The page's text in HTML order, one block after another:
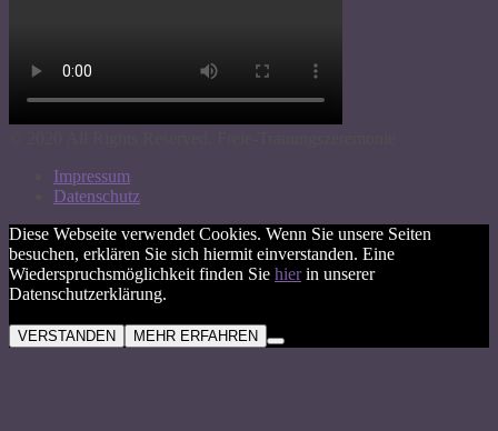
Impressum
Datenschutz
Diese Webseite verwendet Cookies. Wenn Sie unsere Seiten
besuchen, erklären Sie sich hiermit einverstanden. Eine
Wiederspruchsmöglichkeit finden Sie hierin unserer
Datenschutzerklärung.
VERSTANDEN MEHR ERFAHREN